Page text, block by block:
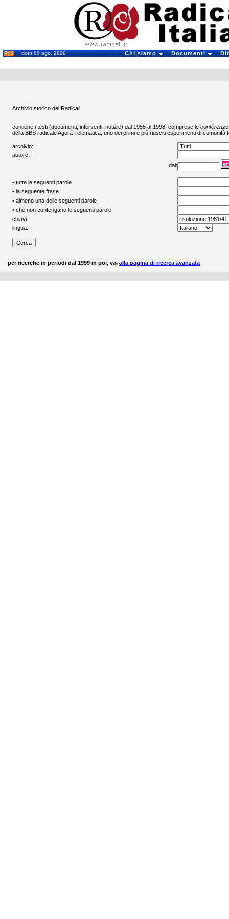
dom 09 ago. 2026 Chi siamo Documenti
Archivio storico dei Radicali
contiene i testi (documenti, interventi, notizie) dal 1955 al 1998, comprese le conferenze
della BBS radicaleAgorà Telematica , uno dei primi e più riusciti esperimenti di comunità
archivio:
autore:
dal:
• tutte le seguenti parole
• la seguente frase
• almeno una delle seguenti parole
• che non contengano le seguenti parole
chiavi:
lingua:
per ricerche in periodi dal 1999 in poi, vai alla pagina di ricerca avanzata